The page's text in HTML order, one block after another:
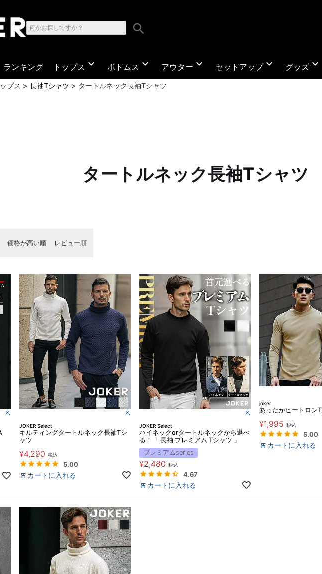
search
ランキング トップス expand_more ボトムス expand_more アウター expand_more セットアップexpand_more グッズ expand_more
ップス 長袖Tシャツ タートルネック長袖Tシャツ
タートルネック長袖Tシャツ
価格が高い順 レビュー順
JOKER Select
キルティングタートルネック長袖Tシ
ャツ
¥4,290 税込
5.00
カートに入れる
JOKER Select
ハイネックorタートルネックから選べ
る！「 長袖 プレミアム Tシャツ 」
プレミアムseries
¥2,480 税込
4.67
カートに入れる
joker
あったかヒートロンT
¥1,995 税込
5.00
カートに入れる